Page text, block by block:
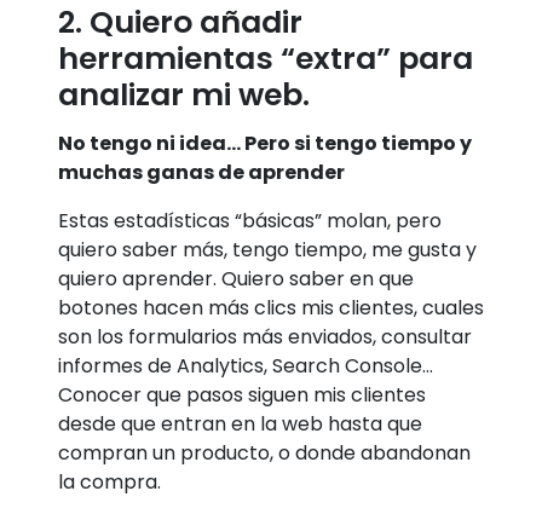
2. Quiero añadir
herramientas “extra” para
analizar mi web.
No tengo ni idea… Pero si tengo tiempo y
muchas ganas de aprender
Estas estadísticas “básicas” molan, pero
quiero saber más, tengo tiempo, me gusta y
quiero aprender. Quiero saber en que
botones hacen más clics mis clientes, cuales
son los formularios más enviados, consultar
informes de Analytics, Search Console…
Conocer que pasos siguen mis clientes
desde que entran en la web hasta que
compran un producto, o donde abandonan
la compra.